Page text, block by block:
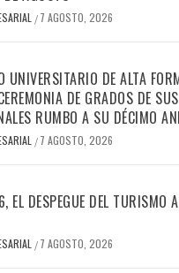
/ 7 AGOSTO, 2026
UNIVERSITARIO DE ALTA
DE GRADOS DE
RUMBO A SU DÉCIMO
/ 7 AGOSTO, 2026
EL DESPEGUE DEL TURISMO
/ 7 AGOSTO, 2026